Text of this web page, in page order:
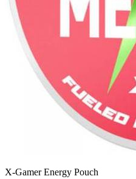
X-Gamer Energy Pouch